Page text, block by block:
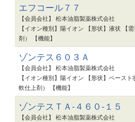
エフコール７７
【会員会社】 松本油脂製薬株式会社
【イオン種別】陽イオン 【形状】液状 【
剤） 【機能】
ゾンテス６０３Ａ
【会員会社】 松本油脂製薬株式会社
【イオン種別】陽イオン 【形状】ペース
軟仕上剤） 【機能】
ゾンテスＴＡ-４６０-１５
【会員会社】 松本油脂製薬株式会社